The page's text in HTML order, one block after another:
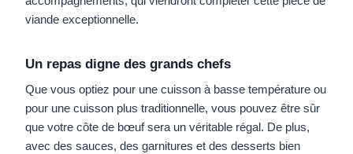
viande exceptionnelle.
Un repas digne des grands chefs
Que vous optiez pour une cuisson à basse température ou
pour une cuisson plus traditionnelle, vous pouvez être sûr
que votre côte de bœuf sera un véritable régal. De plus,
avec des sauces, des garnitures et des desserts bien